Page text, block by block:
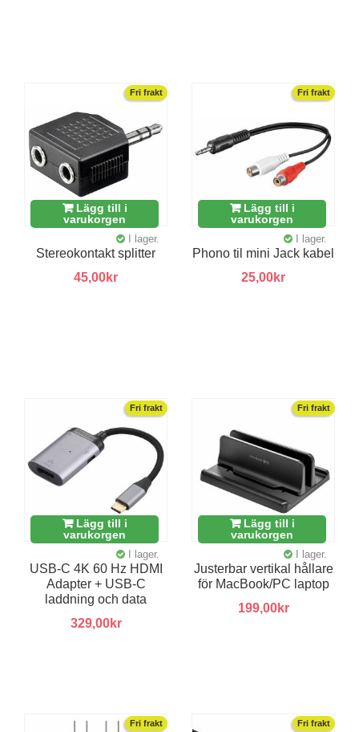
Fri frakt
Lägg till i
varukorgen
I lager.
Stereokontakt splitter
45,00kr
Fri frakt
Lägg till i
varukorgen
I lager.
Phono til mini Jack kabel
25,00kr
Fri frakt
Lägg till i
varukorgen
I lager.
USB-C 4K 60 Hz HDMI
Adapter + USB-C
laddning och data
329,00kr
Fri frakt
Lägg till i
varukorgen
I lager.
Justerbar vertikal hållare
för MacBook/PC laptop
199,00kr
Fri frakt Fri frakt